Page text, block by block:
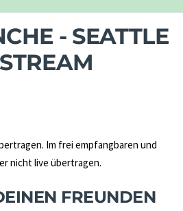
- SEATTLE
Im frei empfangbaren und
nicht live übertragen.
FREUNDEN